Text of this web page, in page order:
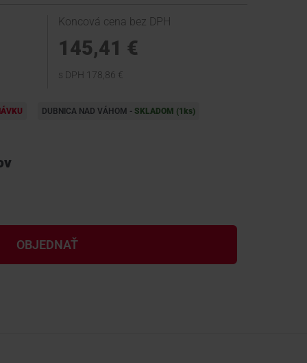
Koncová cena bez DPH
145,41 €
s DPH 178,86 €
DUBNICA NAD VÁHOM - SKLADOM (1 ks)
OBJEDNAŤ